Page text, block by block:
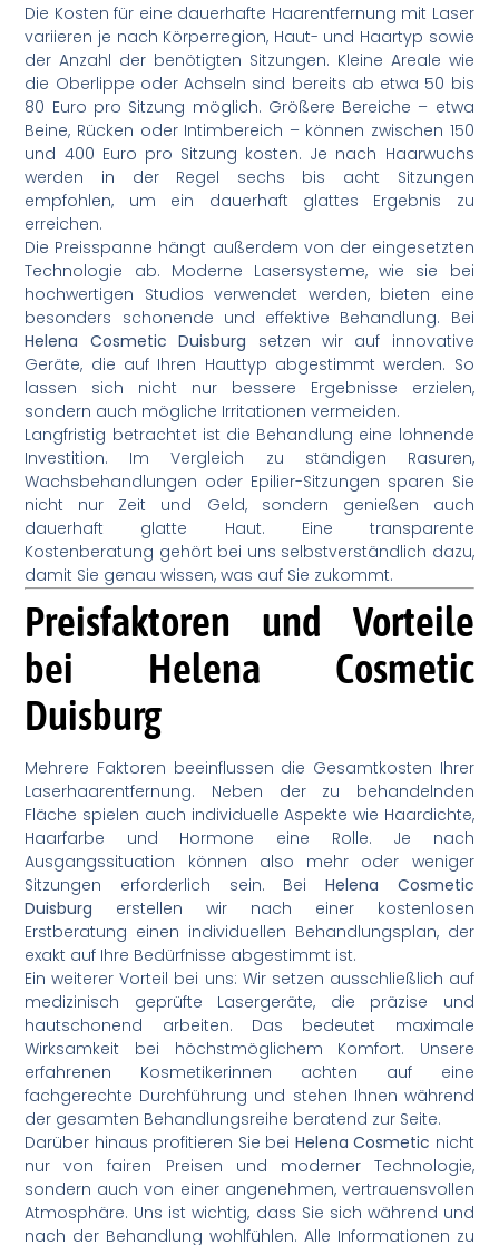
Die Kosten für eine dauerhafte Haarentfernung mit Laser
variieren je nach Körperregion, Haut- und Haartyp sowie
der Anzahl der benötigten Sitzungen. Kleine Areale wie
die Oberlippe oder Achseln sind bereits ab etwa 50 bis
80 Euro pro Sitzung möglich. Größere Bereiche – etwa
Beine, Rücken oder Intimbereich – können zwischen 150
und 400 Euro pro Sitzung kosten. Je nach Haarwuchs
werden in der Regel sechs bis acht Sitzungen
empfohlen, um ein dauerhaft glattes Ergebnis zu
erreichen.
Die Preisspanne hängt außerdem von der eingesetzten
Technologie ab. Moderne Lasersysteme, wie sie bei
hochwertigen Studios verwendet werden, bieten eine
besonders schonende und effektive Behandlung. Bei
Helena Cosmetic Duisburg setzen wir auf innovative
Geräte, die auf Ihren Hauttyp abgestimmt werden. So
lassen sich nicht nur bessere Ergebnisse erzielen,
sondern auch mögliche Irritationen vermeiden.
Langfristig betrachtet ist die Behandlung eine lohnende
Investition. Im Vergleich zu ständigen Rasuren,
Wachsbehandlungen oder Epilier-Sitzungen sparen Sie
nicht nur Zeit und Geld, sondern genießen auch
dauerhaft glatte Haut. Eine transparente
Kostenberatung gehört bei uns selbstverständlich dazu,
damit Sie genau wissen, was auf Sie zukommt.
Preisfaktoren und Vorteile
bei Helena Cosmetic
Duisburg
Mehrere Faktoren beeinflussen die Gesamtkosten Ihrer
Laserhaarentfernung. Neben der zu behandelnden
Fläche spielen auch individuelle Aspekte wie Haardichte,
Haarfarbe und Hormone eine Rolle. Je nach
Ausgangssituation können also mehr oder weniger
Sitzungen erforderlich sein. Bei Helena Cosmetic
Duisburg erstellen wir nach einer kostenlosen
Erstberatung einen individuellen Behandlungsplan, der
exakt auf Ihre Bedürfnisse abgestimmt ist.
Ein weiterer Vorteil bei uns: Wir setzen ausschließlich auf
medizinisch geprüfte Lasergeräte, die präzise und
hautschonend arbeiten. Das bedeutet maximale
Wirksamkeit bei höchstmöglichem Komfort. Unsere
erfahrenen Kosmetikerinnen achten auf eine
fachgerechte Durchführung und stehen Ihnen während
der gesamten Behandlungsreihe beratend zur Seite.
Darüber hinaus profitieren Sie bei Helena Cosmetic nicht
nur von fairen Preisen und moderner Technologie,
sondern auch von einer angenehmen, vertrauensvollen
Atmosphäre. Uns ist wichtig, dass Sie sich während und
nach der Behandlung wohlfühlen. Alle Informationen zu